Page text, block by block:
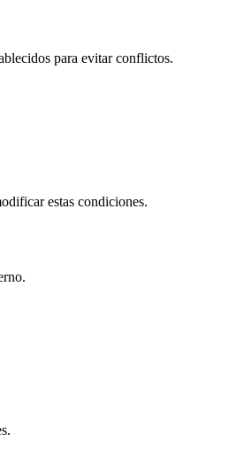
para evitar conflictos.
estas condiciones.